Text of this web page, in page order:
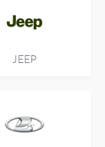
JEEP